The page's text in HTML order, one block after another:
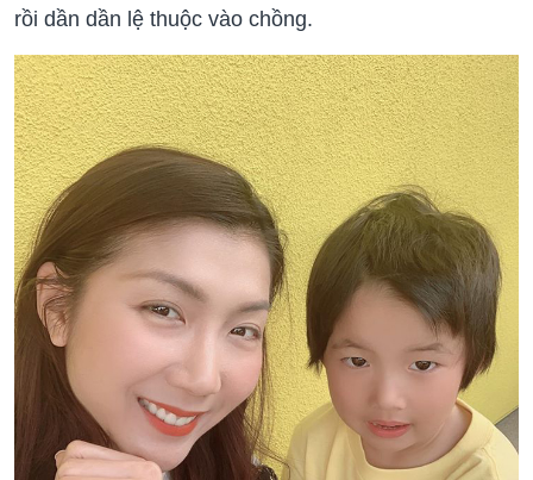
rồi dần dần lệ thuộc vào chồng.